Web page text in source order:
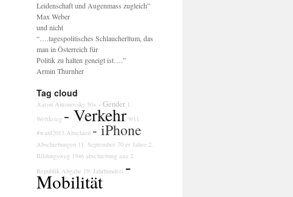
Leidenschaft und Augenmass zugleich”
Max Weber
und nicht
“….tagespolitisches Schlaucherltum, das
man in Österreich für
Politik zu halten geneigt ist….”
Armin Thurnher
Tag cloud
Aaron Antonovsky 50+ - Gender 1.
Weltkrieg - Verkehr 9/11
#wahl2013 Abschied - iPhone
Abschiebungen 11. September 70 er Jahre 2.
Bildungsweg 1946 abschiebung aaa 2.
Republik Abgabe 19. Jahrhundert -
Mobilität